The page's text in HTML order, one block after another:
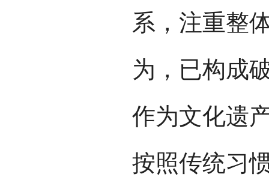
系，注重整
为，已构成
作为文化遗
按照传统习